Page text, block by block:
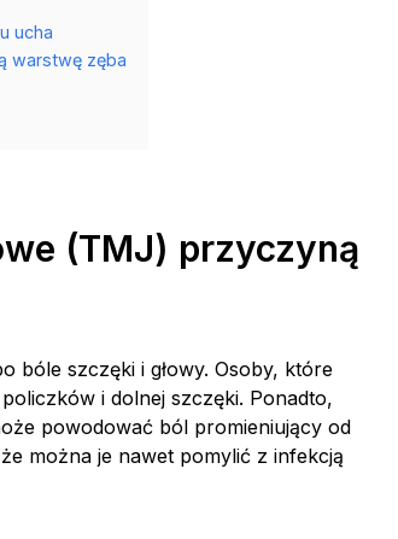
ucha
warstwę zęba
(TMJ) przyczyną
bóle szczęki i głowy. Osoby, które
i dolnej szczęki. Ponadto,
powodować ból promieniujący od
można je nawet pomylić z infekcją